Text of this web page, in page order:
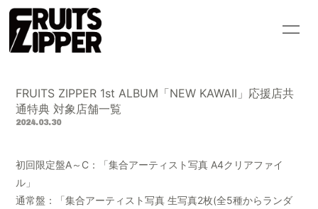
SCHEDULE PROFILE
GOODS CONTACT
BLOG MOVIE
FRUITS ZIPPER 1st ALBUM「NEW KAWAII」応援店共
通特典 対象店舗一覧
2024.03.30
初回限定盤A～C：「集合アーティスト写真 A4クリアファイ
ル」
通常盤：「集合アーティスト写真 生写真2枚(全5種からランダ